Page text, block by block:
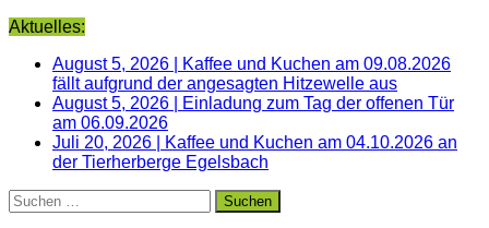
Aktuelles:
August 5, 2026
Kaffee und Kuchen am 09.08.2026
fällt aufgrund der angesagten Hitzewelle aus
August 5, 2026
Einladung zum Tag der offenen Tür
am 06.09.2026
Juli 20, 2026
Kaffee und Kuchen am 04.10.2026 an
der Tierherberge Egelsbach
Suchen
nach: